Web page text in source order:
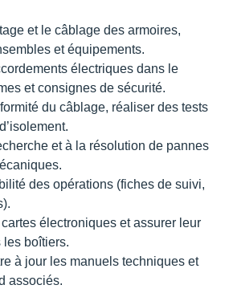
et le câblage des armoires,
et équipements.
électriques dans le
et consignes de sécurité.
du câblage, réaliser des tests
et à la résolution de pannes
des opérations (fiches de suivi,
électroniques et assurer leur
les boîtiers.
à jour les manuels techniques et
associés.